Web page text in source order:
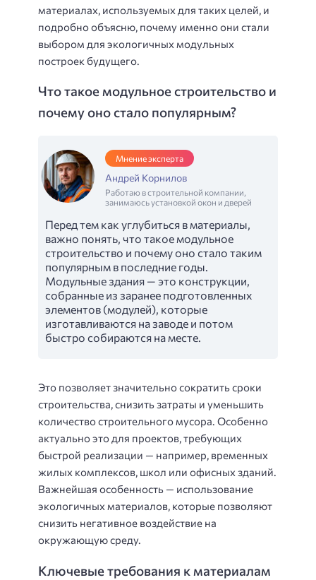
материалах, используемых для таких целей, и
подробно объясню, почему именно они стали
выбором для экологичных модульных
построек будущего.
Что такое модульное строительство и
почему оно стало популярным?
Мнение эксперта
Андрей Корнилов
Работаю в строительной компании,
занимаюсь установкой окон и дверей
Перед тем как углубиться в материалы,
важно понять, что такое модульное
строительство и почему оно стало таким
популярным в последние годы.
Модульные здания — это конструкции,
собранные из заранее подготовленных
элементов (модулей), которые
изготавливаются на заводе и потом
быстро собираются на месте.
Это позволяет значительно сократить сроки
строительства, снизить затраты и уменьшить
количество строительного мусора. Особенно
актуально это для проектов, требующих
быстрой реализации — например, временных
жилых комплексов, школ или офисных зданий.
Важнейшая особенность — использование
экологичных материалов, которые позволяют
снизить негативное воздействие на
окружающую среду.
Ключевые требования к материалам